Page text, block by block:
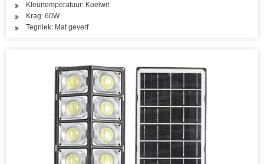
Kleurtemperatuur: Koelwit
Krag: 60W
Tegniek: Mat geverf